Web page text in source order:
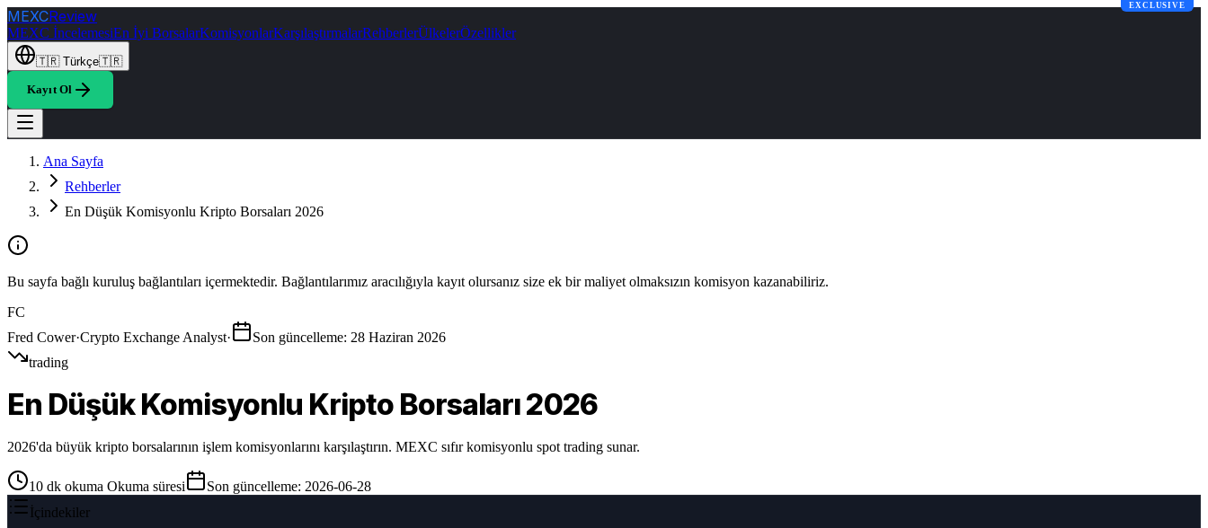
MEXCReview
MEXC İncelemesiEn İyi BorsalarKomisyonlarKarşılaştırmalarRehberlerÜlkelerÖzellikler
🇹🇷 Türkçe🇹🇷
Kayıt Ol
Ana Sayfa
Rehberler
En Düşük Komisyonlu Kripto Borsaları 2026
Bu sayfa bağlı kuruluş bağlantıları içermektedir. Bağlantılarımız aracılığıyla kayıt olursanız size ek bir maliyet olmaksızın komisyon kazanabiliriz.
FC
Fred Cower·Crypto Exchange Analyst· Son güncelleme: 28 Haziran 2026
trading
En Düşük Komisyonlu Kripto Borsaları 2026
2026'da büyük kripto borsalarının işlem komisyonlarını karşılaştırın. MEXC sıfır komisyonlu spot trading sunar.
10 dk okuma Okuma süresi Son güncelleme: 2026-06-28
İçindekiler
EXCLUSIVE